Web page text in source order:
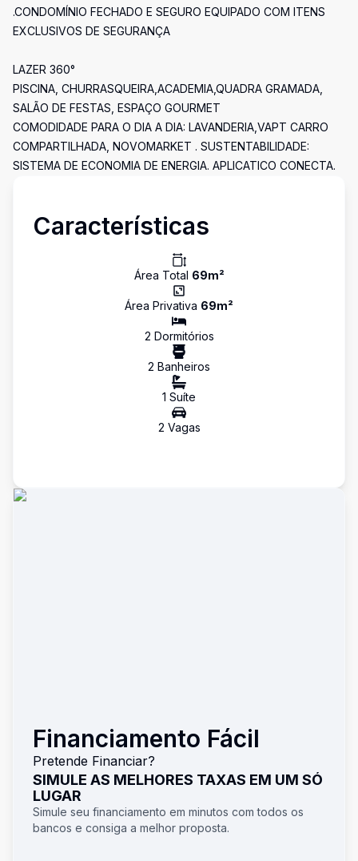
.CONDOMÍNIO FECHADO E SEGURO EQUIPADO COM ITENS
EXCLUSIVOS DE SEGURANÇA
LAZER 360°
PISCINA, CHURRASQUEIRA,ACADEMIA,QUADRA GRAMADA,
SALÃO DE FESTAS, ESPAÇO GOURMET
COMODIDADE PARA O DIA A DIA: LAVANDERIA,VAPT CARRO
COMPARTILHADA, NOVOMARKET . SUSTENTABILIDADE:
SISTEMA DE ECONOMIA DE ENERGIA. APLICATICO CONECTA.
Características
Área Total 69m²
Área Privativa 69m²
2 Dormitórios
2 Banheiros
1 Suíte
2 Vagas
Financiamento Fácil
Pretende Financiar?
SIMULE AS MELHORES TAXAS EM UM SÓ
LUGAR
Simule seu financiamento em minutos com todos os
bancos e consiga a melhor proposta.